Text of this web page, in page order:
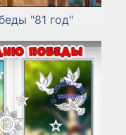
"81 год"